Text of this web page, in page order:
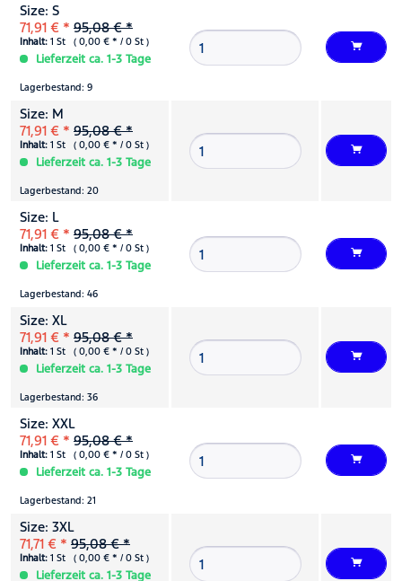
Size: S
71,91 € * 95,08 € *
Inhalt: 1 St ( 0,00 € * / 0 St )
Lieferzeit ca. 1-3 Tage
Lagerbestand: 9
Size: M
71,91 € * 95,08 € *
Inhalt: 1 St ( 0,00 € * / 0 St )
Lieferzeit ca. 1-3 Tage
Lagerbestand: 20
Size: L
71,91 € * 95,08 € *
Inhalt: 1 St ( 0,00 € * / 0 St )
Lieferzeit ca. 1-3 Tage
Lagerbestand: 46
Size: XL
71,91 € * 95,08 € *
Inhalt: 1 St ( 0,00 € * / 0 St )
Lieferzeit ca. 1-3 Tage
Lagerbestand: 36
Size: XXL
71,91 € * 95,08 € *
Inhalt: 1 St ( 0,00 € * / 0 St )
Lieferzeit ca. 1-3 Tage
Lagerbestand: 21
Size: 3XL
71,71 € * 95,08 € *
Inhalt: 1 St ( 0,00 € * / 0 St )
Lieferzeit ca. 1-3 Tage